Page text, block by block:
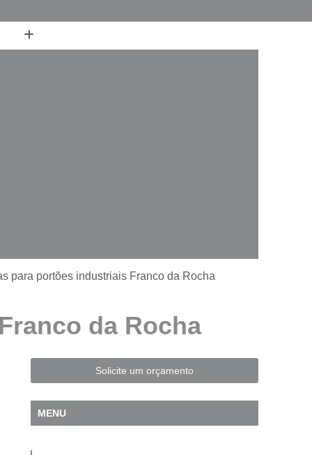
Automatização de Portão de Garagem
Automatização de Portão Residencial
Automatização para Portão de Correr
para portões industriais Franco da Rocha
da Rocha
Solicite um orçamento
MENU